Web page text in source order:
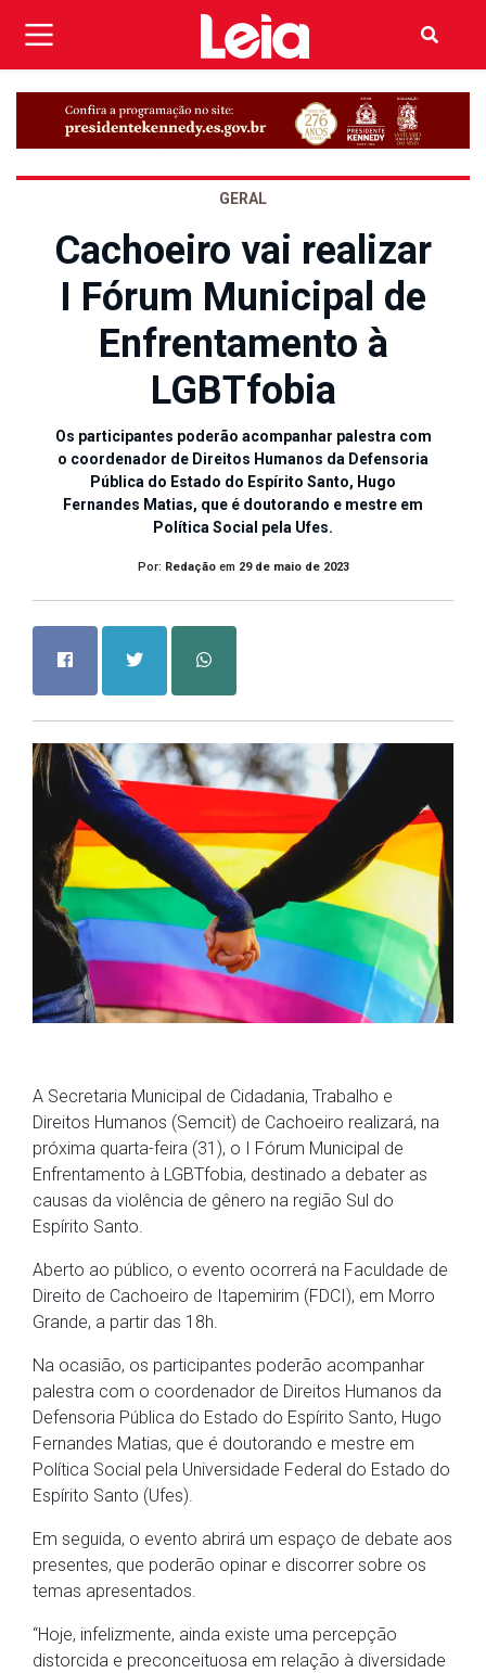
GERAL
Cachoeiro vai realizar
I Fórum Municipal de
Enfrentamento à
LGBTfobia
Os participantes poderão acompanhar palestra com
o coordenador de Direitos Humanos da Defensoria
Pública do Estado do Espírito Santo, Hugo
Fernandes Matias, que é doutorando e mestre em
Política Social pela Ufes.
Por: Redaçãoem 29 de maio de 2023
A Secretaria Municipal de Cidadania, Trabalho e
Direitos Humanos (Semcit) de Cachoeiro realizará, na
próxima quarta-feira (31), o I Fórum Municipal de
Enfrentamento à LGBTfobia, destinado a debater as
causas da violência de gênero na região Sul do
Espírito Santo.
Aberto ao público, o evento ocorrerá na Faculdade de
Direito de Cachoeiro de Itapemirim (FDCI), em Morro
Grande, a partir das 18h.
Na ocasião, os participantes poderão acompanhar
palestra com o coordenador de Direitos Humanos da
Defensoria Pública do Estado do Espírito Santo, Hugo
Fernandes Matias, que é doutorando e mestre em
Política Social pela Universidade Federal do Estado do
Espírito Santo (Ufes).
Em seguida, o evento abrirá um espaço de debate aos
presentes, que poderão opinar e discorrer sobre os
temas apresentados.
“Hoje, infelizmente, ainda existe uma percepção
distorcida e preconceituosa em relação à diversidade